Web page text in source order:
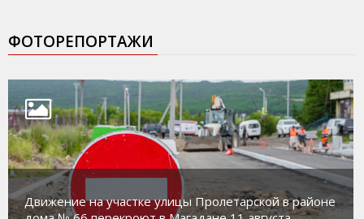
ФОТОРЕПОРТАЖИ
Движение на участке улицы Пролетарской в районе